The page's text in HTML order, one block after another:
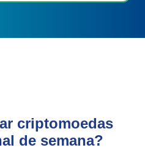
criptomoedas
de semana?